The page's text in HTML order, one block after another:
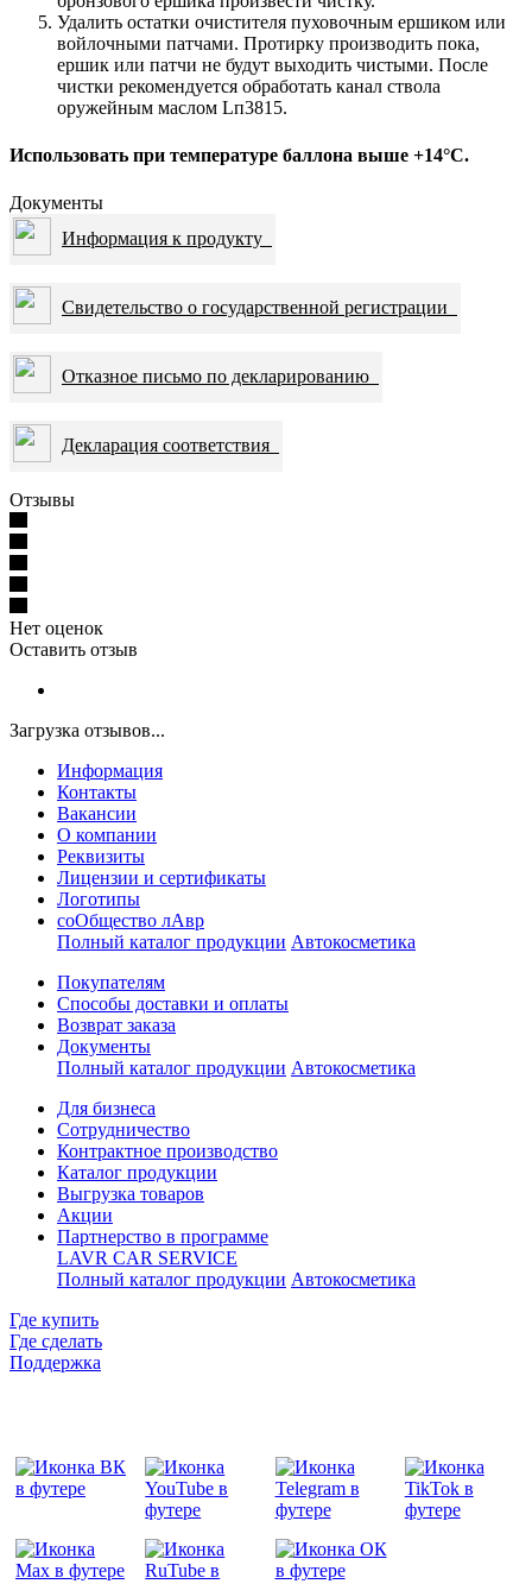
Удалить остатки очистителя пуховочным ершиком или
войлочными патчами. Протирку производить пока,
ершик или патчи не будут выходить чистыми. После
чистки рекомендуется обработать канал ствола
оружейным маслом Lп3815.
Использовать при температуре баллона выше +14°С.
Документы
Информация к продукту
Свидетельство о государственной регистрации
Отказное письмо по декларированию
Декларация соответствия
Отзывы
Нет оценок
Оставить отзыв
Загрузка отзывов...
Информация
Контакты
Вакансии
О компании
Реквизиты
Лицензии и сертификаты
Логотипы
соОбщество лАвр
Полный каталог продукции Автокосметика
Покупателям
Способы доставки и оплаты
Возврат заказа
Документы
Полный каталог продукции Автокосметика
Для бизнеса
Сотрудничество
Контрактное производcтво
Каталог продукции
Выгрузка товаров
Акции
Партнерство в программе
LAVR CAR SERVICE
Полный каталог продукции Автокосметика
Где купить
Где сделать
Поддержка